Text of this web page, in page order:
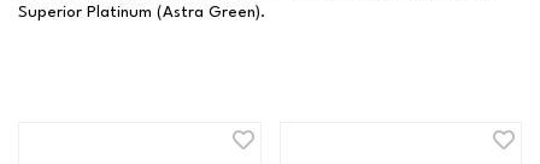
Superior Platinum (Astra Green).